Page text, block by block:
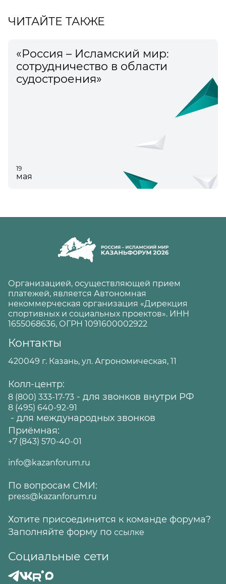
ЧИТАЙТЕ ТАКЖЕ
«Россия – Исламский мир:
сотрудничество в области
судостроения»
19
мая
Организацией, осуществляющей прием
платежей, является Автономная
некоммерческая организация «Дирекция
спортивных и социальных проектов». ИНН
1655068636, ОГРН 1091600002922
Контакты
420049 г. Казань, ул. Агрономическая, 11
Колл-центр:
8 (800) 333-17-73 - для звонков внутри РФ
8 (495) 640-92-91
- для международных звонков
Приёмная:
+7 (843) 570-40-01
info@kazanforum.ru
По вопросам СМИ:
press@kazanforum.ru
Хотите присоединится к команде форума?
Заполняйте форму по ссылке
Социальные сети